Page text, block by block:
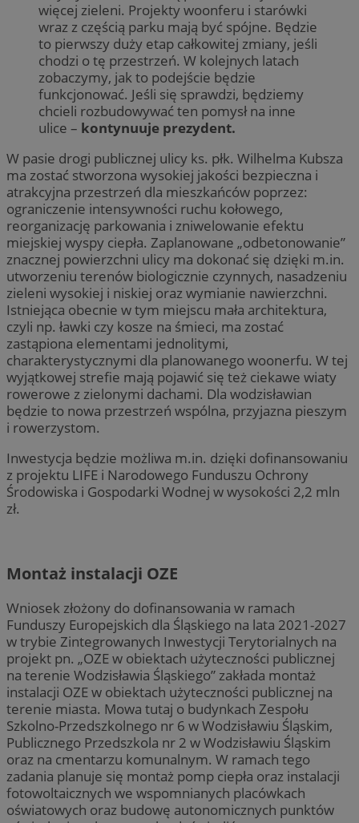
więcej zieleni. Projekty woonferu i starówki
wraz z częścią parku mają być spójne. Będzie
to pierwszy duży etap całkowitej zmiany, jeśli
chodzi o tę przestrzeń. W kolejnych latach
zobaczymy, jak to podejście będzie
funkcjonować. Jeśli się sprawdzi, będziemy
chcieli rozbudowywać ten pomysł na inne
ulice – kontynuuje prezydent.
W pasie drogi publicznej ulicy ks. płk. Wilhelma Kubsza
ma zostać stworzona wysokiej jakości bezpieczna i
atrakcyjna przestrzeń dla mieszkańców poprzez:
ograniczenie intensywności ruchu kołowego,
reorganizację parkowania i zniwelowanie efektu
miejskiej wyspy ciepła. Zaplanowane „odbetonowanie”
znacznej powierzchni ulicy ma dokonać się dzięki m.in.
utworzeniu terenów biologicznie czynnych, nasadzeniu
zieleni wysokiej i niskiej oraz wymianie nawierzchni.
Istniejąca obecnie w tym miejscu mała architektura,
czyli np. ławki czy kosze na śmieci, ma zostać
zastąpiona elementami jednolitymi,
charakterystycznymi dla planowanego woonerfu. W tej
wyjątkowej strefie mają pojawić się też ciekawe wiaty
rowerowe z zielonymi dachami. Dla wodzisławian
będzie to nowa przestrzeń wspólna, przyjazna pieszym
i rowerzystom.
Inwestycja będzie możliwa m.in. dzięki dofinansowaniu
z projektu LIFE i Narodowego Funduszu Ochrony
Środowiska i Gospodarki Wodnej w wysokości 2,2 mln
zł.
Montaż instalacji OZE
Wniosek złożony do dofinansowania w ramach
Funduszy Europejskich dla Śląskiego na lata 2021-2027
w trybie Zintegrowanych Inwestycji Terytorialnych na
projekt pn. „OZE w obiektach użyteczności publicznej
na terenie Wodzisławia Śląskiego” zakłada montaż
instalacji OZE w obiektach użyteczności publicznej na
terenie miasta. Mowa tutaj o budynkach Zespołu
Szkolno-Przedszkolnego nr 6 w Wodzisławiu Śląskim,
Publicznego Przedszkola nr 2 w Wodzisławiu Śląskim
oraz na cmentarzu komunalnym. W ramach tego
zadania planuje się montaż pomp ciepła oraz instalacji
fotowoltaicznych we wspomnianych placówkach
oświatowych oraz budowę autonomicznych punktów